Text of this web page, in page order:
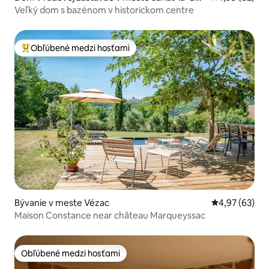
éda
Veľký dom s bazénom v historickom centre
Najobľúbenejšie medzi hosťami
Obľúbené medzi hosťami
Bývanie v meste Vézac Priemerné
4,97 (63)
Maison Constance near château Marqueyssac
Obľúbené medzi hosťami
Obľúbené medzi hosťami